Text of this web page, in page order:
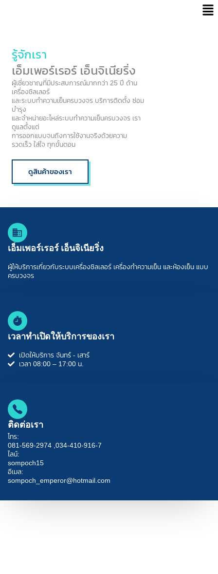
รู้จักเรา
เอ็มเพอร์เรอร์ เอ็นจิเนียริ่ง
ผู้เชี่ยวชาญที่มีประสบการณ์มากกว่า 25 ปี ด้าน
เครื่องชิลเลอร์
และระบบทำความเย็นครบวงจร บริการติดตั้ง ซ่อม
บำรุง
และจำหน่ายอะไหล่ระบบทำความเย็นครบวงจร เรา
ดูแลตั้งแต่
การออกแบบจนถึงการใช้งานจริงด้วยความ
รวดเร็ว ใส่ใจ ทุกขั้นตอน
ดูสินค้าของเรา
เอ็มเพอร์เรอร์ เอ็นจิเนียริ่ง
ผู้ให้บริการเกี่ยวกับระบบเครื่องชิลเลอร์ เครื่องทำความเย็น และห้องเย็น แบบ
ครบวงจร
เวลาทำเปิดให้บริการของเรา
เปิดให้บริการ จันทร์ - เสาร์
เวลา 08:00 – 17:00 น.
ติดต่อเรา
โทร:
081-569-2974 , 034-410-916-7
ไลน์:
sompoch15
อีเมล:
sompoch_emperor@hotmail.com